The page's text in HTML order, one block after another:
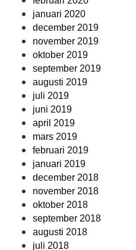
januari 2020
december 2019
november 2019
oktober 2019
september 2019
augusti 2019
juli 2019
juni 2019
april 2019
mars 2019
februari 2019
januari 2019
december 2018
november 2018
oktober 2018
september 2018
augusti 2018
juli 2018